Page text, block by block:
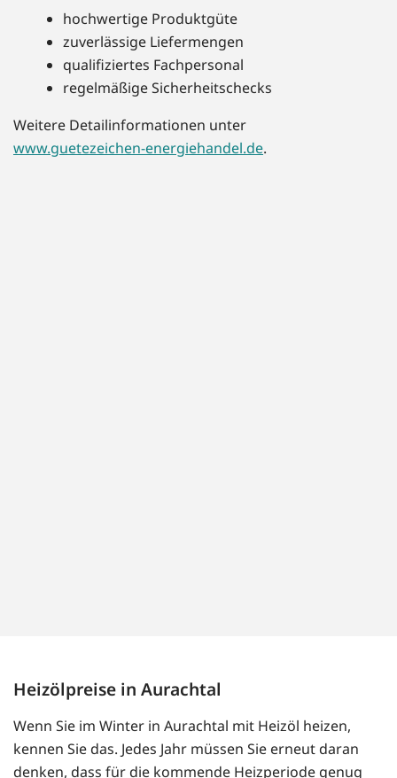
hochwertige Produktgüte
zuverlässige Liefermengen
qualifiziertes Fachpersonal
regelmäßige Sicherheitschecks
Weitere Detailinformationen unter
www.guetezeichen-energiehandel.de.
Heizölpreise in Aurachtal
Wenn Sie im Winter in Aurachtal mit Heizöl heizen,
kennen Sie das. Jedes Jahr müssen Sie erneut daran
denken, dass für die kommende Heizperiode genug